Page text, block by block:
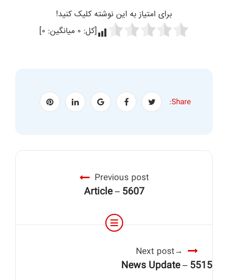
برای امتیاز به این نوشته کلیک کنید!
[کل: ۰ میانگین: ۰]
Share:
Previous post
Article – 5607
Next post
News Update – 5515